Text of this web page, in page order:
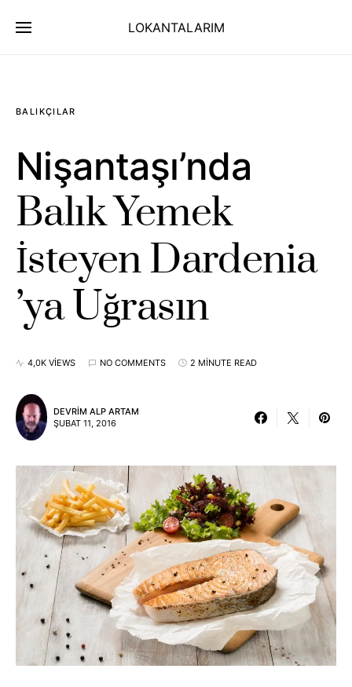
LOKANTALARIM
BALIKÇILAR
Nişantaşı’nda
Balık Yemek
İsteyen Dardenia
’ya Uğrasın
4,0K VIEWS NO COMMENTS 2 MINUTE READ
DEVRIM ALP ARTAM
ŞUBAT 11, 2016